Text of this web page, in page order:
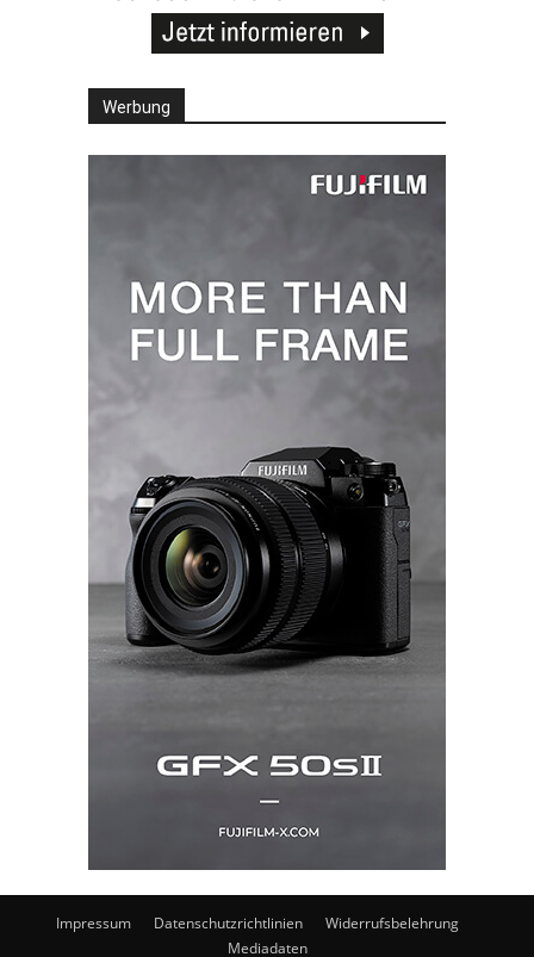
Werbung
Impressum Datenschutzrichtlinien
Widerrufsbelehrung
Mediadaten